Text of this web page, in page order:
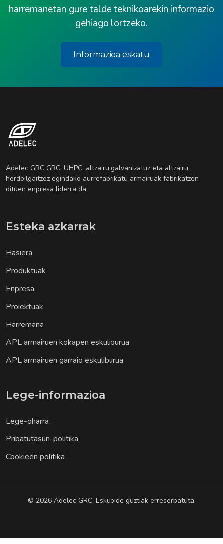
harremanetan gure talde teknikoarekin informazio
gehiago lortzeko.
Informazioa eskatu
Adelec GRC GRC, UHPC, altzairu galvanizatuz eta altzairu
herdoilgaitzez egindako aurrefabrikatu armairuak fabrikatzen
dituen enpresa liderra da.
Esteka azkarrak
Hasiera
Produktuak
Enpresa
Proiektuak
Harremana
APL armairuen kokapen eskuliburua
APL armairuen garraio eskuliburua
Lege-informazioa
Lege-oharra
Pribatutasun-politika
Cookieen politika
© 2026 Adelec GRC. Eskubide guztiak erreserbatuta.